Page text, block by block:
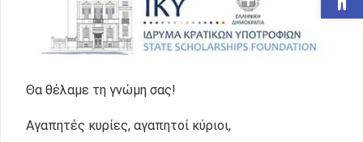
Θα θέλαμε τη γνώμη σας!
Αγαπητές κυρίες, αγαπητοί κύριοι,